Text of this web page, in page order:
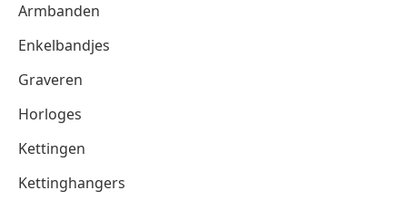
Armbanden
Enkelbandjes
Graveren
Horloges
Kettingen
Kettinghangers